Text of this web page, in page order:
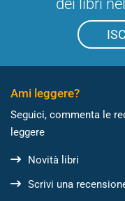
dei libri
Ami leggere?
Seguici, commenta le
leggere
Novità libri
Scrivi una